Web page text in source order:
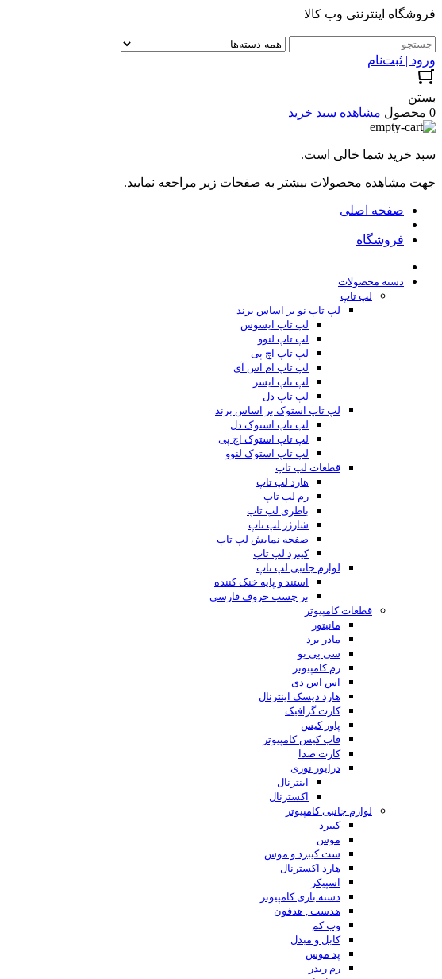
فروشگاه اینترنتی وب کالا
ورود | ثبت‌نام
بستن
0 محصول
مشاهده سبد خرید
سبد خرید شما خالی است.
جهت مشاهده محصولات بیشتر به صفحات زیر مراجعه نمایید.
صفحه اصلی
فروشگاه
دسته محصولات
لپ تاپ
لپ تاپ نو بر اساس برند
لپ تاپ ایسوس
لپ تاپ لنوو
لپ تاپ اچ پی
لپ تاپ ام اس آی
لپ تاپ ایسر
لپ تاپ دل
لپ تاپ استوک بر اساس برند
لپ تاپ استوک دل
لپ تاپ استوک اچ پی
لپ تاپ استوک لنوو
قطعات لپ تاپ
هارد لپ تاپ
رم لپ تاپ
باطری لپ تاپ
شارژر لپ تاپ
صفحه نمایش لپ تاپ
کیبرد لپ تاپ
لوازم جانبی لپ تاپ
استند و پایه خنک کننده
بر چسب حروف فارسی
قطعات کامپیوتر
مانیتور
مادر برد
سی پی یو
رم کامپیوتر
اس اس دی
هارد دیسک اینترنال
کارت گرافیک
پاور کیس
قاب کیس کامپیوتر
کارت صدا
درایور نوری
اینترنال
اکسترنال
لوازم جانبی کامپیوتر
کیبرد
موس
ست کیبرد و موس
هارد اکسترنال
اسپیکر
دسته بازی کامپیوتر
هدست , هدفون
وب کم
کابل و مبدل
پد موس
رم ریدر